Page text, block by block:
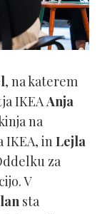
, na katerem
IKEAAnja
na
IKEA, inLejla
za
V
sta